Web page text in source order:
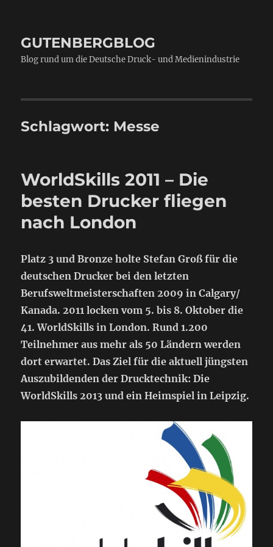
GUTENBERGBLOG
Blog rund um die Deutsche Druck- und Medienindustrie
Schlagwort: Messe
WorldSkills 2011 – Die
besten Drucker fliegen
nach London
Platz 3 und Bronze holte Stefan Groß für die
deutschen Drucker bei den letzten
Berufsweltmeisterschaften 2009 in Calgary/
Kanada. 2011 locken vom 5. bis 8. Oktober die
41. WorldSkills in London. Rund 1.200
Teilnehmer aus mehr als 50 Ländern werden
dort erwartet. Das Ziel für die aktuell jüngsten
Auszubildenden der Drucktechnik: Die
WorldSkills 2013 und ein Heimspiel in Leipzig.